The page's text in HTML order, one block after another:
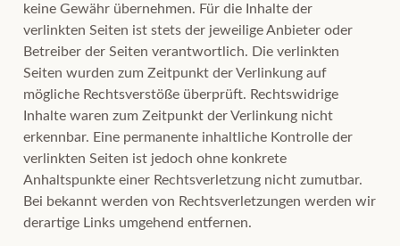
keine Gewähr übernehmen. Für die Inhalte der
verlinkten Seiten ist stets der jeweilige Anbieter oder
Betreiber der Seiten verantwortlich. Die verlinkten
Seiten wurden zum Zeitpunkt der Verlinkung auf
mögliche Rechtsverstöße überprüft. Rechtswidrige
Inhalte waren zum Zeitpunkt der Verlinkung nicht
erkennbar. Eine permanente inhaltliche Kontrolle der
verlinkten Seiten ist jedoch ohne konkrete
Anhaltspunkte einer Rechtsverletzung nicht zumutbar.
Bei bekannt werden von Rechtsverletzungen werden wir
derartige Links umgehend entfernen.